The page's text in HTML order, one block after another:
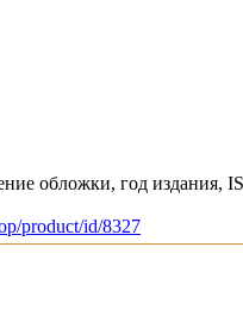
обложки, год издания,
product/id/8327